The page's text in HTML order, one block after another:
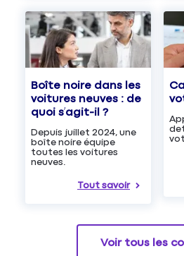
Boîte noire dans les
voitures neuves : de
quoi s’agit-il ?
Depuis juillet 2024, une
boîte noire équipe
toutes les voitures
neuves.
Tout savoir
Voir tous les